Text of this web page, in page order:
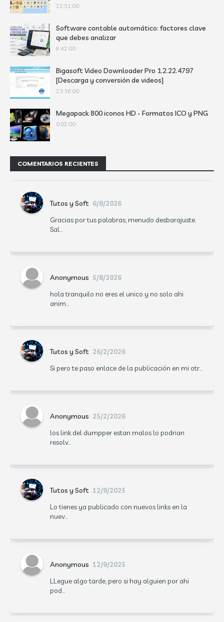
22:51:00
Software contable automático: factores clave
que debes analizar
9:42:00
Bigasoft Video Downloader Pro 1.2.22.4797
[Descarga y conversión de videos]
23:36:00
Megapack 800 iconos HD - Formatos ICO y PNG
0:02:00
COMENTARIOS RECIENTES
Tutos y Soft 6/8/2026
Gracias por tus palabras, menudo desbarajuste.
Sal...
Anonymous 5/8/2026
hola tranquilo no eres el unico y no solo ahi
anim...
Tutos y Soft 26/2/2026
Si pero te paso enlace de la publicación en mi otr...
Anonymous 25/2/2026
los link del dumpper estan malos lo podrian
resolv...
Tutos y Soft 12/9/2025
Lo tienes ya publicado con nuevos links en la
nuev...
Anonymous 12/9/2025
LLegue algo tarde, pero si hay alguien por ahi
pod...